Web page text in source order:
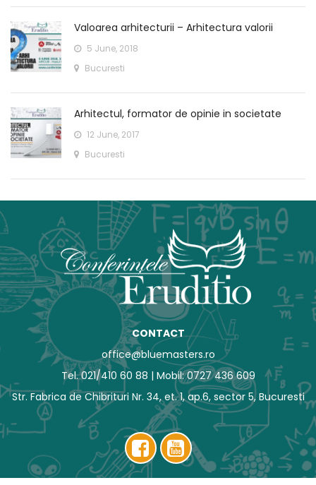
Valoarea arhitecturii – Arhitectura valorii
5 June, 2018
Bucuresti
Arhitectul, formator de opinie in societate
12 June, 2017
Bucuresti
CONTACT
office@bluemasters.ro
Tel. 021/410 60 88 | Mobil: 0727 436 609
Str. Fabrica de Chibrituri Nr. 34, et. 1, ap.6, sector 5, Bucuresti